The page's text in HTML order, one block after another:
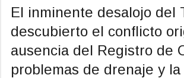
El inminente desalojo del
descubierto el conflicto
ausencia del Registro de
problemas de drenaje y